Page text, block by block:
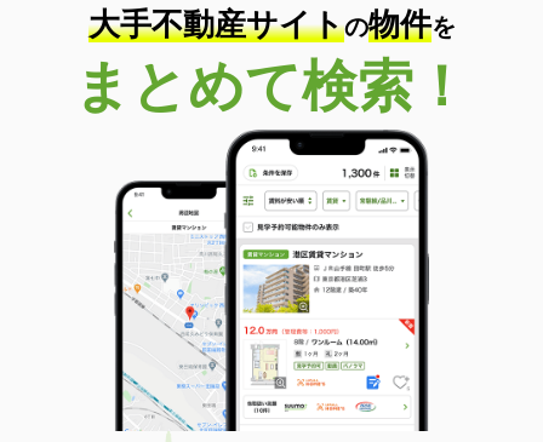
大手不動産サイトの物件を
まとめて検索！